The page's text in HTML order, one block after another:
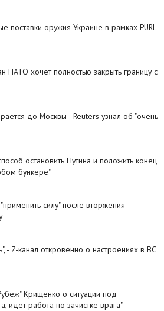
поставки оружия Украине в рамках PURL
НАТО хочет полностью закрыть границу с
до Москвы - Reuters узнал об "очень
остановить Путина и положить конец
бункере"
силу" после вторжения
- Z-канал откровенно о настроениях в ВС
Крищенко​ о ситуации под
идет работа по зачистке врага"